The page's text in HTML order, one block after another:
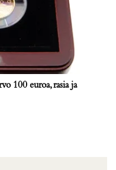
100 euroa, rasia ja